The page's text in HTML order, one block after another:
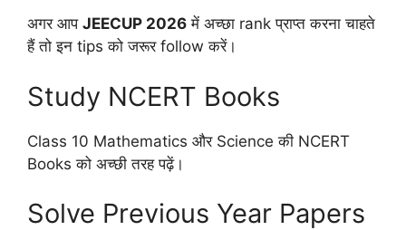
अगर आप JEECUP 2026 में अच्छा rank प्राप्त करना चाहते
हैं तो इन tips को जरूर follow करें।
Study NCERT Books
Class 10 Mathematics और Science की NCERT
Books को अच्छी तरह पढ़ें।
Solve Previous Year Papers